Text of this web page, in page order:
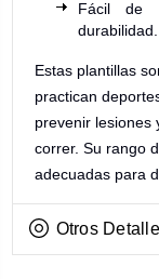
Fácil de
durabilidad.
Estas plantillas
practican
prevenir lesiones
correr. Su rango
adecuadas para
Otros